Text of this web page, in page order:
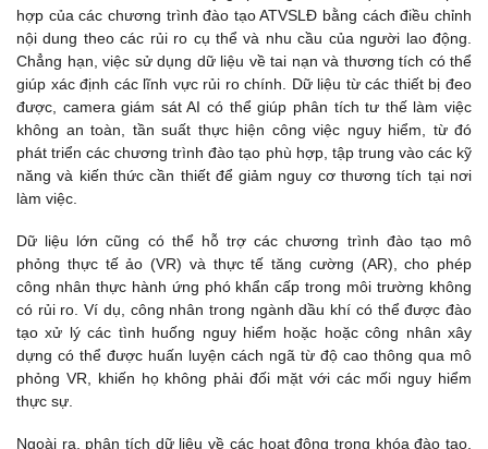
hợp của các chương trình đào tạo ATVSLĐ bằng cách điều chỉnh
nội dung theo các rủi ro cụ thể và nhu cầu của người lao động.
Chẳng hạn, việc sử dụng dữ liệu về tai nạn và thương tích có thể
giúp xác định các lĩnh vực rủi ro chính. Dữ liệu từ các thiết bị đeo
được, camera giám sát AI có thể giúp phân tích tư thế làm việc
không an toàn, tần suất thực hiện công việc nguy hiểm, từ đó
phát triển các chương trình đào tạo phù hợp, tập trung vào các kỹ
năng và kiến thức cần thiết để giảm nguy cơ thương tích tại nơi
làm việc.
Dữ liệu lớn cũng có thể hỗ trợ các chương trình đào tạo mô
phỏng thực tế ảo (VR) và thực tế tăng cường (AR), cho phép
công nhân thực hành ứng phó khẩn cấp trong môi trường không
có rủi ro. Ví dụ, công nhân trong ngành dầu khí có thể được đào
tạo xử lý các tình huống nguy hiểm hoặc hoặc công nhân xây
dựng có thể được huấn luyện cách ngã từ độ cao thông qua mô
phỏng VR, khiến họ không phải đối mặt với các mối nguy hiểm
thực sự.
Ngoài ra, phân tích dữ liệu về các hoạt động trong khóa đào tạo,